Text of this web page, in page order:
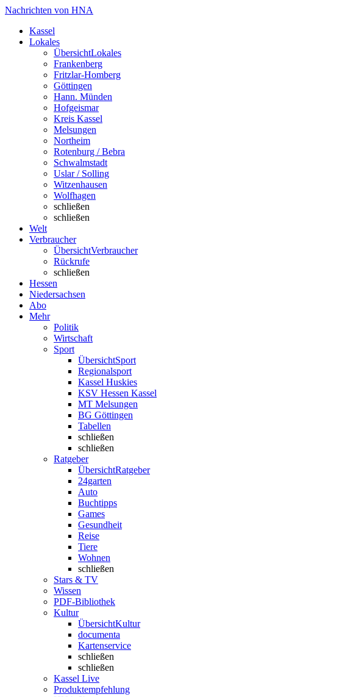
Nachrichten von HNA
Kassel
Lokales
ÜbersichtLokales
Frankenberg
Fritzlar-Homberg
Göttingen
Hann. Münden
Hofgeismar
Kreis Kassel
Melsungen
Northeim
Rotenburg / Bebra
Schwalmstadt
Uslar / Solling
Witzenhausen
Wolfhagen
schließen
schließen
Welt
Verbraucher
ÜbersichtVerbraucher
Rückrufe
schließen
Hessen
Niedersachsen
Abo
Mehr
Politik
Wirtschaft
Sport
ÜbersichtSport
Regionalsport
Kassel Huskies
KSV Hessen Kassel
MT Melsungen
BG Göttingen
Tabellen
schließen
schließen
Ratgeber
ÜbersichtRatgeber
24garten
Auto
Buchtipps
Games
Gesundheit
Reise
Tiere
Wohnen
schließen
Stars & TV
Wissen
PDF-Bibliothek
Kultur
ÜbersichtKultur
documenta
Kartenservice
schließen
schließen
Kassel Live
Produktempfehlung